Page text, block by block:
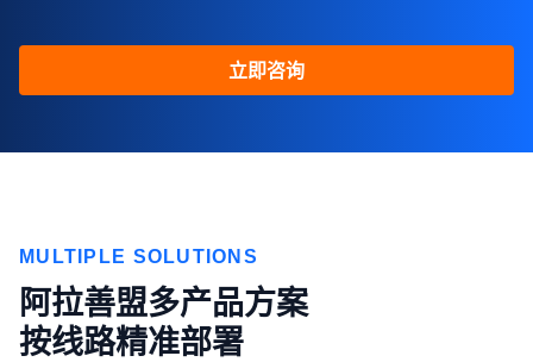
立即咨询
MULTIPLE SOLUTIONS
阿拉善盟多产品方案
按线路精准部署